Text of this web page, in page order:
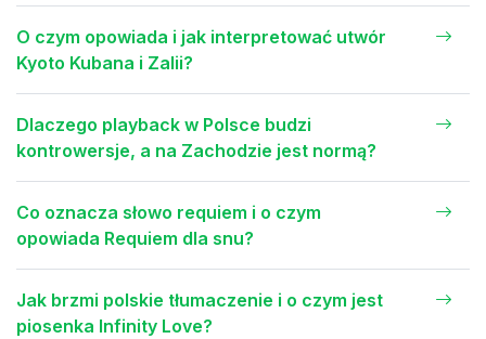
O czym opowiada i jak interpretować utwór
Kyoto Kubana i Zalii?
Dlaczego playback w Polsce budzi
kontrowersje, a na Zachodzie jest normą?
Co oznacza słowo requiem i o czym
opowiada Requiem dla snu?
Jak brzmi polskie tłumaczenie i o czym jest
piosenka Infinity Love?